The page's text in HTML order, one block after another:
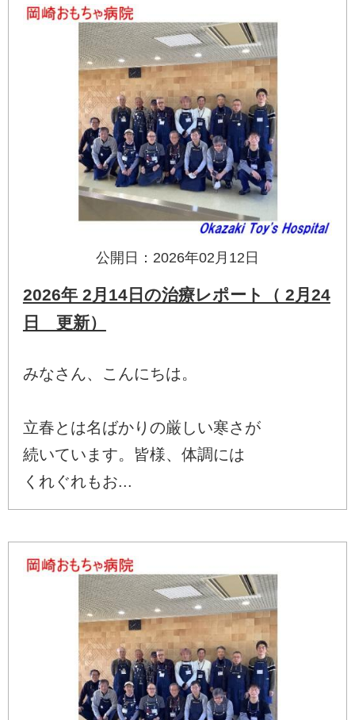
公開日：2026年02月12日
2026年 2月14日の治療レポート（ 2月24
日 更新）
みなさん、こんにちは。
立春とは名ばかりの厳しい寒さが
続いています。皆様、体調には
くれぐれもお...